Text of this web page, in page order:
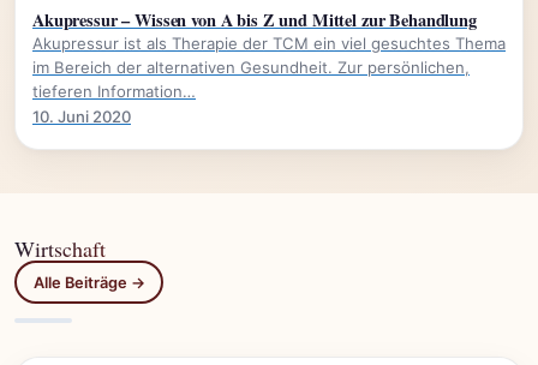
Akupressur – Wissen von A bis Z und Mittel zur Behandlung
Akupressur ist als Therapie der TCM ein viel gesuchtes Thema
im Bereich der alternativen Gesundheit. Zur persönlichen,
tieferen Information…
10. Juni 2020
Wirtschaft
Alle Beiträge →